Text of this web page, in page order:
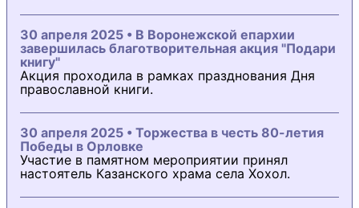
30 апреля 2025 • В Воронежской епархии
завершилась благотворительная акция "Подари
книгу"
Акция проходила в рамках празднования Дня
православной книги.
30 апреля 2025 • Торжества в честь 80-летия
Победы в Орловке
Участие в памятном мероприятии принял
настоятель Казанского храма села Хохол.